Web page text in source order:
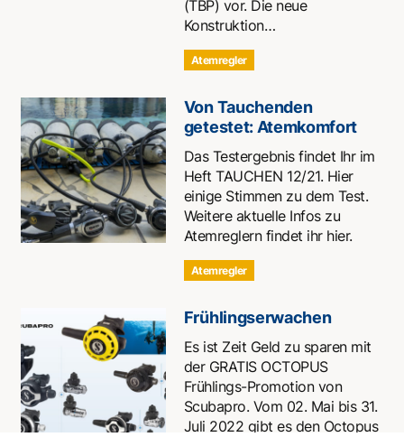
(TBP) vor. Die neue
Konstruktion…
Atemregler
Von Tauchenden
getestet: Atemkomfort
Das Testergebnis findet Ihr im
Heft TAUCHEN 12/21. Hier
einige Stimmen zu dem Test.
Weitere aktuelle Infos zu
Atemreglern findet ihr hier.
Atemregler
Frühlingserwachen
Es ist Zeit Geld zu sparen mit
der GRATIS OCTOPUS
Frühlings-Promotion von
Scubapro. Vom 02. Mai bis 31.
Juli 2022 gibt es den Octopus